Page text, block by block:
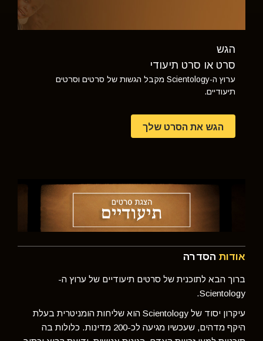
הגש
סרט או סרט תיעודי
ערוץ ה-Scientology מקבל הגשות של סרטים וסרטים
תיעודיים.
הגש את הסרט שלך
אודות הסדרה
ברוך הבא לתוכנית של סרטים תיעודיים של ערוץ ה-
Scientology.
עיקרון יסוד של Scientology הוא שליחות הומניטרית בעלת
היקף מדהים, שעכשיו מגיעה לכ-200 מדינות. כלולות בה